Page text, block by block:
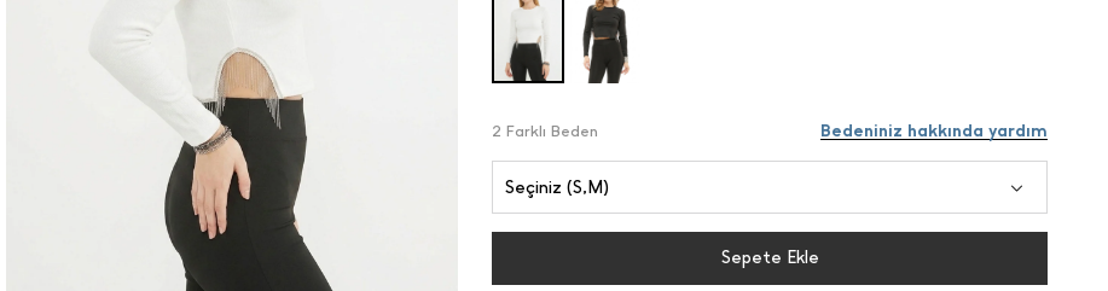
2 Farklı Beden Bedeniniz hakkında yardım
Seçiniz (S,M)
Sepete Ekle